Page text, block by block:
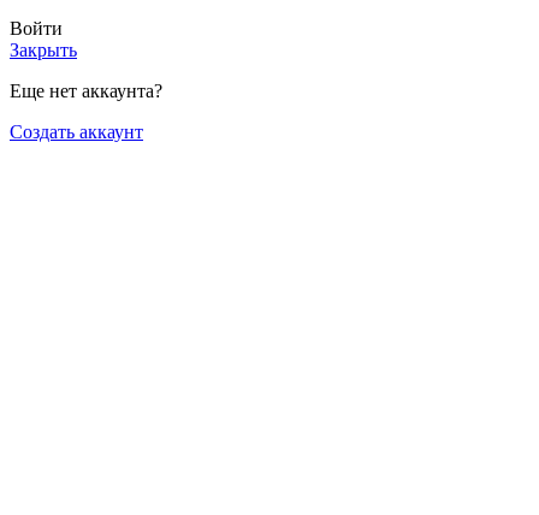
Войти
Закрыть
Еще нет аккаунта?
Создать аккаунт